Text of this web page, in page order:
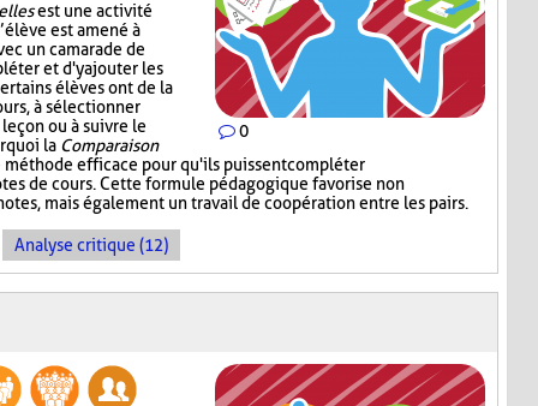
0
est une activité
est amené à
un camarade de
et d'y ajouter les
élèves ont de la
à sélectionner
ou à suivre le
la Comparaison
méthode efficace pour qu'ils puissent compléter
de cours. Cette formule pédagogique favorise non
mais également un travail de coopération entre les pairs.
Analyse critique (12)